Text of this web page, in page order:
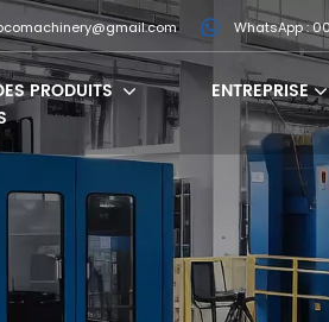
WhatsApp :
PRODUITS ENTREPRISE